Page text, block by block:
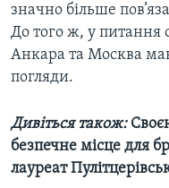
значно більше
До того ж, у питання
Анкара та Москва
погляди.
Дивіться також:
безпечне місце для
лауреат